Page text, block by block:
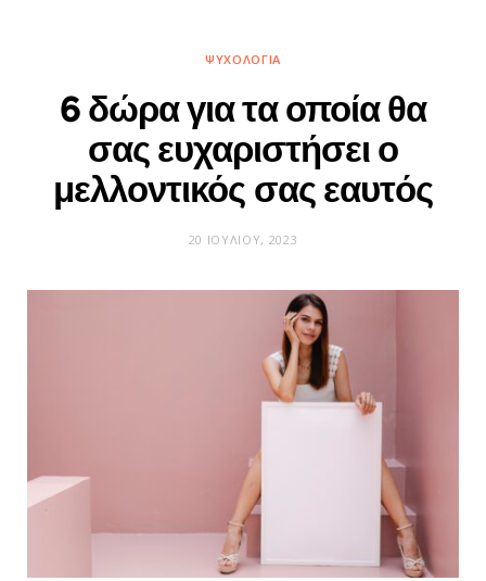
ΨΥΧΟΛΟΓΊΑ
6 δώρα για τα οποία θα
σας ευχαριστήσει ο
μελλοντικός σας εαυτός
20 ΙΟΥΛΊΟΥ, 2023